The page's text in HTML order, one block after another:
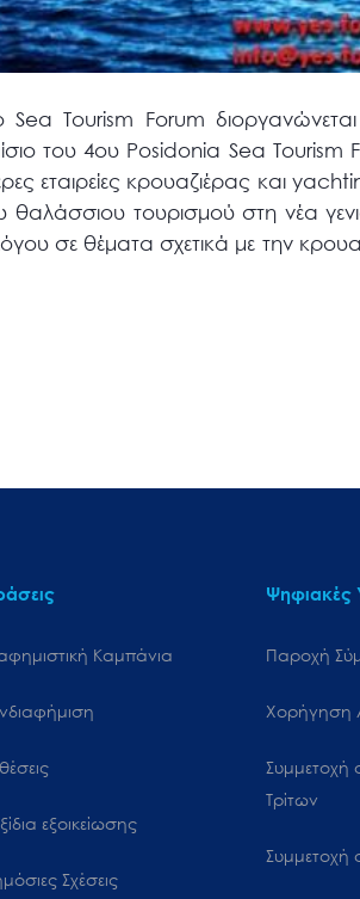
Sea Tourism Forum
του 4ου Posidonia Sea
εταιρείες κρουαζιέρας και
τουρισμού στη νέα
σε θέματα σχετικά με την
Καμπάνια
εξοικείωσης
Σχέσεις
Ψηφιακές
Παροχή
Χορήγηση
Συμμετοχή
Τρίτων
Συμμετοχή